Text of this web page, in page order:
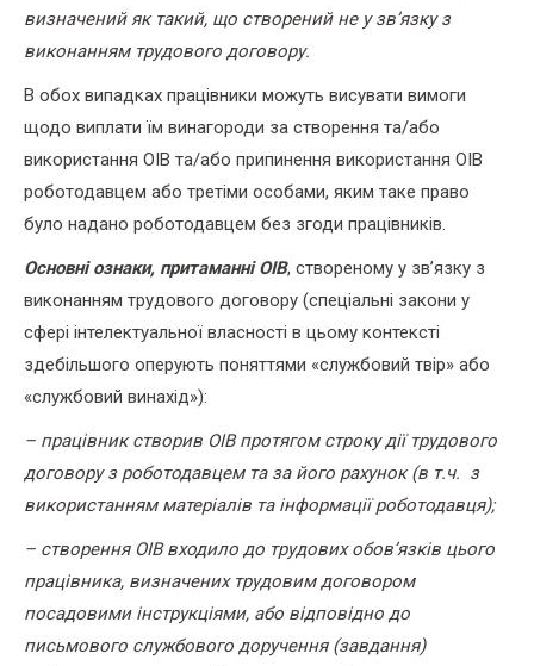
визначений як такий, що створений не у зв’язку з
виконанням трудового договору.
В обох випадках працівники можуть висувати вимоги
щодо виплати їм винагороди за створення та/або
використання ОІВ та/або припинення використання ОІВ
роботодавцем або третіми особами, яким таке право
було надано роботодавцем без згоди працівників.
Основні ознаки, притаманні ОІВ, створеному у зв’язку з
виконанням трудового договору (спеціальні закони у
сфері інтелектуальної власності в цьому контексті
здебільшого оперують поняттями «службовий твір» або
«службовий винахід»):
– працівник створив ОІВ протягом строку дії трудового
договору з роботодавцем та за його рахунок (в т.ч. з
використанням матеріалів та інформації роботодавця);
– створення ОІВ входило до трудових обов’язків цього
працівника, визначених трудовим договором
посадовими інструкціями, або відповідно до
письмового службового доручення (завдання)